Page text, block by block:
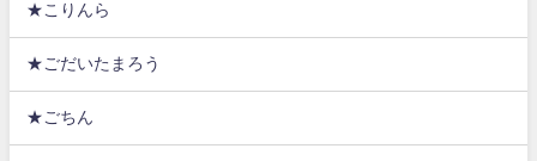
★こりんら
★ごだいたまろう
★ごちん